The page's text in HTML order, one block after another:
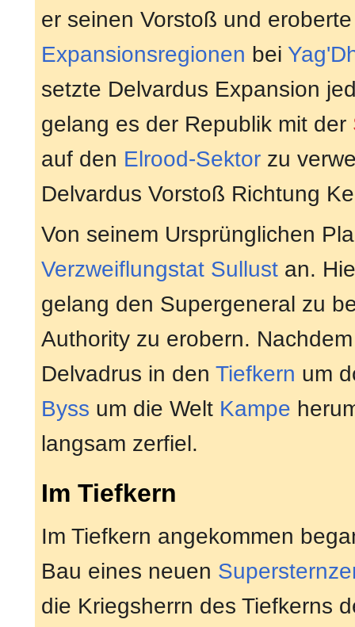
er seinen Vorstoß und
Expansionsregionen bei
setzte Delvardus Expansion
gelang es der Republik mit der
auf den Elrood-Sektor zu
Delvardus Vorstoß Richtung
Von seinem Ursprünglichen
Verzweiflungstat Sullust an.
gelang den Supergeneral zu
Authority zu erobern.
Delvadrus in den Tiefkern um
Byss um die Welt Kampe
langsam zerfiel.
Im Tiefkern
Im Tiefkern angekommen
Bau eines neuen
die Kriegsherrn des Tiefkerns